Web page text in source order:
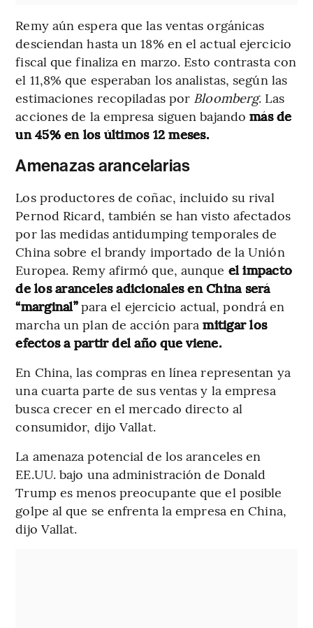
Remy aún espera que las ventas orgánicas
desciendan hasta un 18% en el actual ejercicio
fiscal que finaliza en marzo. Esto contrasta con
el 11,8% que esperaban los analistas, según las
estimaciones recopiladas por Bloomberg. Las
acciones de la empresa siguen bajandomás de
un 45% en los últimos 12 meses.
Amenazas arancelarias
Los productores de coñac, incluido su rival
Pernod Ricard, también se han visto afectados
por las medidas antidumping temporales de
China sobre el brandy importado de la Unión
Europea. Remy afirmó que, aunque el impacto
de los aranceles adicionales en China será
“marginal”para el ejercicio actual, pondrá en
marcha un plan de acción paramitigar los
efectos a partir del año que viene.
En China, las compras en línea representan ya
una cuarta parte de sus ventas y la empresa
busca crecer en el mercado directo al
consumidor, dijo Vallat.
La amenaza potencial de los aranceles en
EE.UU. bajo una administración de Donald
Trump es menos preocupante que el posible
golpe al que se enfrenta la empresa en China,
dijo Vallat.